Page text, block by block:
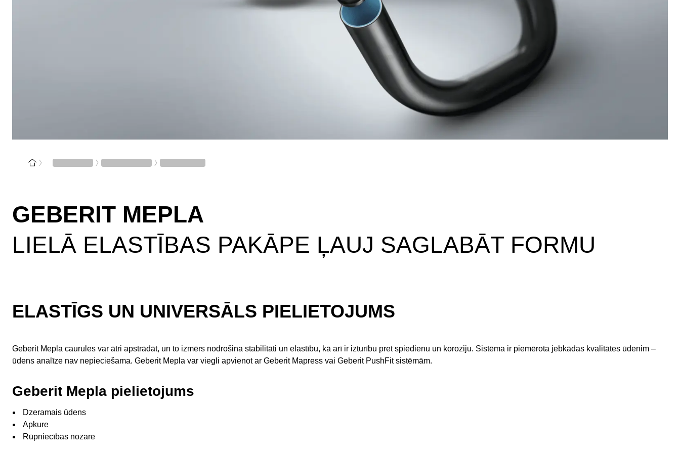
GEBERIT MEPLA
LIELĀ ELASTĪBAS PAKĀPE ĻAUJ SAGLABĀT FORMU
ELASTĪGS UN UNIVERSĀLS PIELIETOJUMS
Geberit Mepla caurules var ātri apstrādāt, un to izmērs nodrošina stabilitāti un elastību, kā arī ir izturību pret spiedienu un koroziju. Sistēma ir piemērota jebkādas kvalitātes ūdenim –
ūdens analīze nav nepieciešama. Geberit Mepla var viegli apvienot ar Geberit Mapress vai Geberit PushFit sistēmām.
Geberit Mepla pielietojums
Dzeramais ūdens
Apkure
Rūpniecības nozare